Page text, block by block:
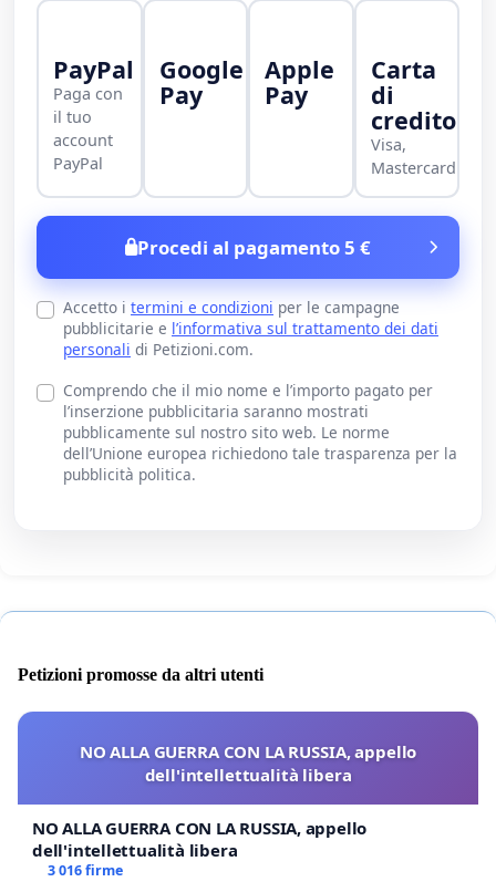
PayPal
Paga con
il tuo
account
PayPal
Google
Pay
Apple
Pay
Carta
di
credito
Visa,
Mastercard
Procedi al pagamento 5 €
Accetto i termini e condizioni per le campagne
pubblicitarie e l’informativa sul trattamento dei dati
personali di Petizioni.com.
Comprendo che il mio nome e l’importo pagato per
l’inserzione pubblicitaria saranno mostrati
pubblicamente sul nostro sito web. Le norme
dell’Unione europea richiedono tale trasparenza per la
pubblicità politica.
Petizioni promosse da altri utenti
NO ALLA GUERRA CON LA RUSSIA, appello
dell'intellettualità libera
NO ALLA GUERRA CON LA RUSSIA, appello
dell'intellettualità libera
3 016 firme